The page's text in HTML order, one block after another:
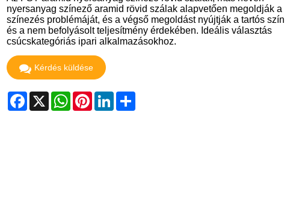
Svenska
nyersanyag színező aramid rövid szálak alapvetően megoldják a
színezés problémáját, és a végső megoldást nyújtják a tartós szín
és a nem befolyásolt teljesítmény érdekében. Ideális választás
csúcskategóriás ipari alkalmazásokhoz.
Kérdés küldése
Facebook
X WhatsApp
PinterestLinkedInShare